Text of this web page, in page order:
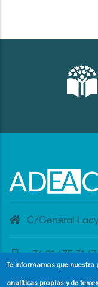
C/General
+34 91 435 31 47
Te informamos que
analíticas propias y de